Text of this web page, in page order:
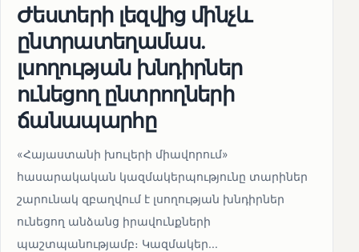
Ժեստերի լեզվից մինչև
ընտրատեղամաս.
լսողության խնդիրներ
ունեցող ընտրողների
ճանապարհը
«Հայաստանի խուլերի միավորում»
հասարակական կազմակերպությունը տարիներ
շարունակ զբաղվում է լսողության խնդիրներ
ունեցող անձանց իրավունքների
պաշտպանությամբ։ Կազմակեր...